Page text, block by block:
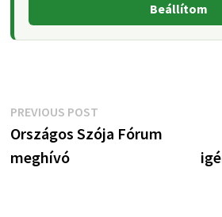
Beállítom
Bejegyzés
navigáció
PREVIOUS POSTPrevious
post:
Országos Szója Fórum
meghívó